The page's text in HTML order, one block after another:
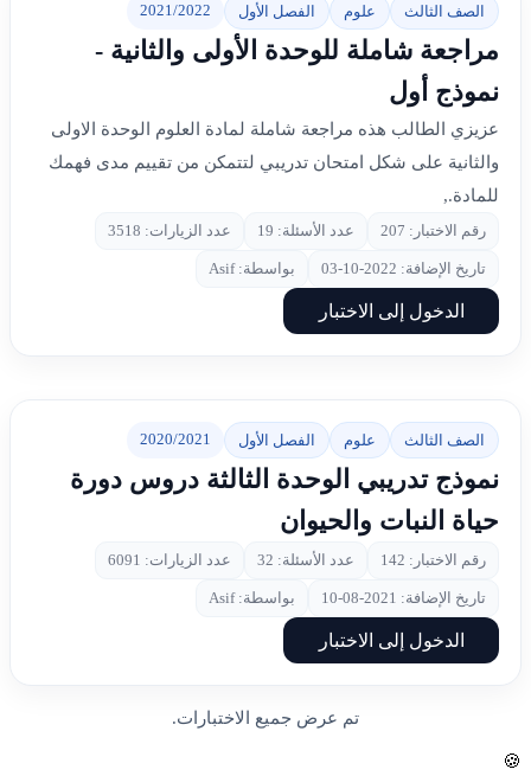
الصف الثالث علوم الفصل الأول 2021/2022
مراجعة شاملة للوحدة الأولى والثانية -
نموذج أول
عزيزي الطالب هذه مراجعة شاملة لمادة العلوم الوحدة الاولى
والثانية على شكل امتحان تدريبي لتتمكن من تقييم مدى فهمك
للمادة.,
رقم الاختبار: 207 عدد الأسئلة: 19 عدد الزيارات: 3518
تاريخ الإضافة: 2022-10-03 بواسطة: Asif
الدخول إلى الاختبار
الصف الثالث علوم الفصل الأول 2020/2021
نموذج تدريبي الوحدة الثالثة دروس دورة
حياة النبات والحيوان
رقم الاختبار: 142 عدد الأسئلة: 32 عدد الزيارات: 6091
تاريخ الإضافة: 2021-08-10 بواسطة: Asif
الدخول إلى الاختبار
تم عرض جميع الاختبارات.
🍪